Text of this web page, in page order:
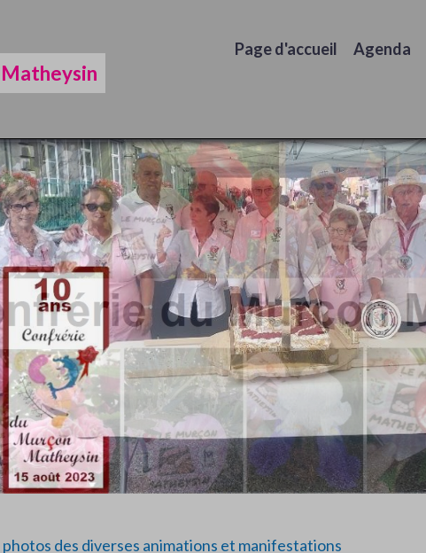
Page d'accueil Agenda
des diverses animations et manifestations